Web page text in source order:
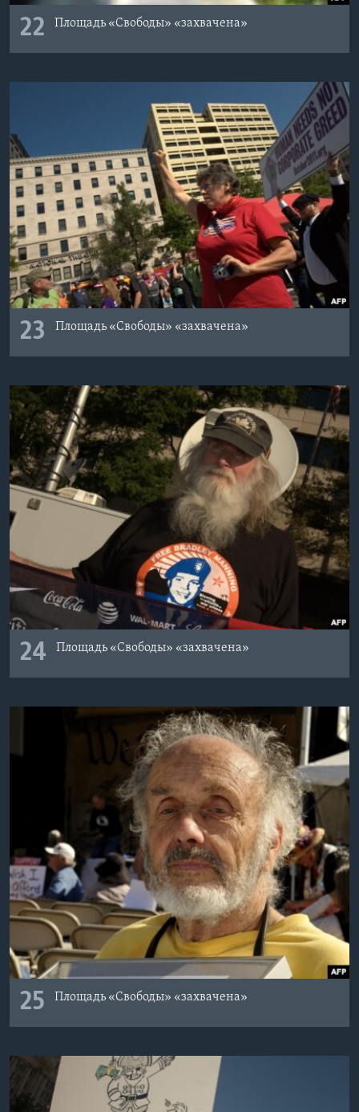
22 Площадь «Свободы» «захвачена»
23 Площадь «Свободы» «захвачена»
24 Площадь «Свободы» «захвачена»
25 Площадь «Свободы» «захвачена»